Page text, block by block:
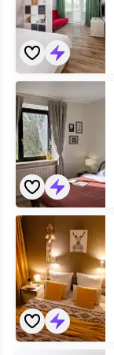
84
на
карте
1-
комнатная
квартира
Литовский
Вал
93
на
карте
2х-
комнатная
квартира
Памяти
Павших
на
карте